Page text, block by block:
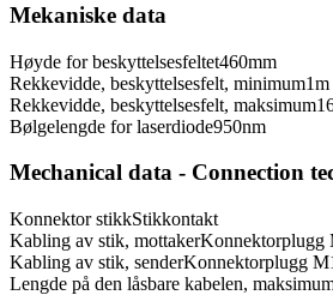
Mekaniske data
Høyde for beskyttelsesfeltet460mm
Rekkevidde, beskyttelsesfelt, minimum1m
Rekkevidde, beskyttelsesfelt, maksimum
Bølgelengde for laserdiode950nm
Mechanical data - Connection
Konnektor stikkStikkontakt
Kabling av stik, mottakerKonnektorplugg
Kabling av stik, senderKonnektorplugg
Lengde på den låsbare kabelen,